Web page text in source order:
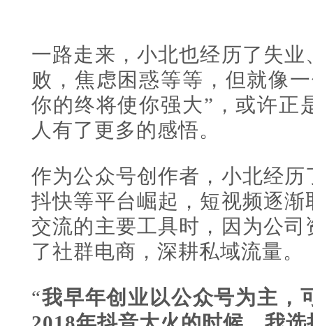
一路走来，小北也经历了失
败，焦虑困惑等等，但就像
你的终将使你强大”，或许正
人有了更多的感悟。
作为公众号创作者，小北经
抖快等平台崛起，短视频逐
交流的主要工具时，因为公
了社群电商，深耕私域流量。
“我早年创业以公众号为主，